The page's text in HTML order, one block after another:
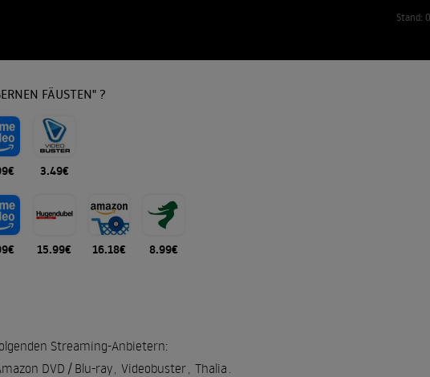
Stand:
FÄUSTEN" ?
3.49€
15.99€ 16.18€ 8.99€
Streaming-Anbietern:
DVD / Blu-ray, Videobuster, Thalia .